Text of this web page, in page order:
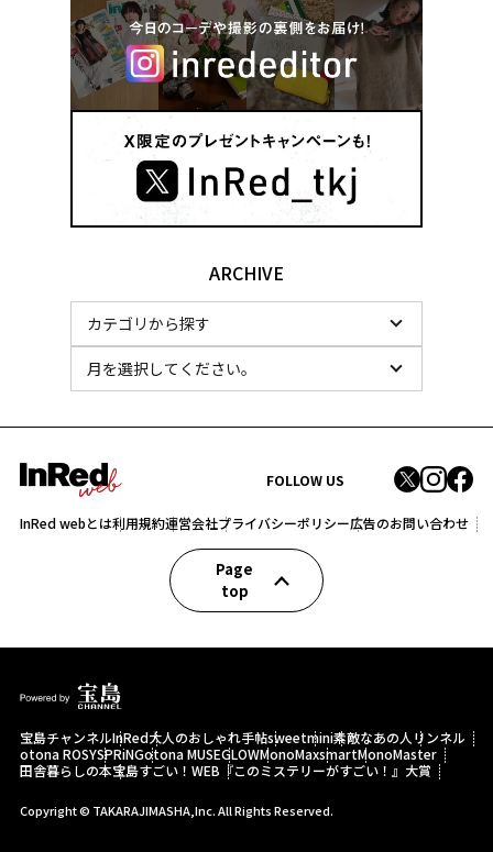
ARCHIVE
FOLLOW US
InRed webとは利用規約運営会社プライバシーポリシー広告のお問い合わせ
Page
top
宝島チャンネルInRed大人のおしゃれ手帖sweetmini素敵なあの人 リンネル
otona ROSYSPRiNGotona MUSEGLOWMonoMaxsmartMonoMaster
田舎暮らしの本宝島すごい！WEB 『このミステリーがすごい！』大賞
Copyright © TAKARAJIMASHA,Inc. All Rights Reserved.